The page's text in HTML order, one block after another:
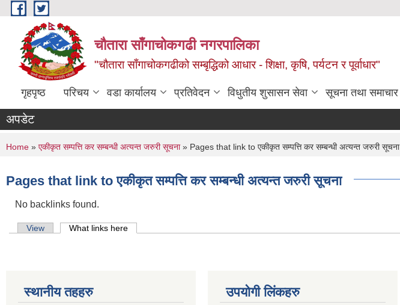
Skip to main content
चौतारा साँगाचोकगढी नगरपालिका
"चौतारा साँगाचोकगढीको सम्बृद्धिको आधार - शिक्षा, कृषि, पर्यटन र पूर्वाधार"
गृहपृष्ठ परिचय वडा कार्यालय प्रतिवेदन विधुतीय शुसासन सेवा सूचना तथा समाचार
अपडेट
You are here
Home » एकीकृत सम्पत्ति कर सम्बन्धी अत्यन्त जरुरी सूचना» Pages that link to एकीकृत सम्पत्ति कर सम्बन्धी अत्यन्त जरुरी सूचना
Pages that link to एकीकृत सम्पत्ति कर सम्बन्धी अत्यन्त जरुरी सूचना
No backlinks found.
Primary tabs
View What links here
स्थानीय तहहरु उपयोगी लिंकहरु